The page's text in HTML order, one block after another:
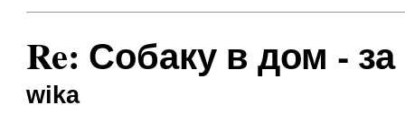
Re: Собаку в дом -
wika